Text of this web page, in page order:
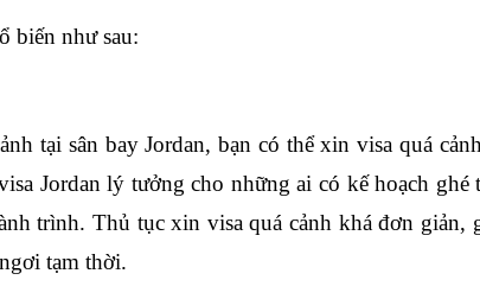
biến như sau:
tại sân bay Jordan, bạn có thể xin visa quá
Jordan lý tưởng cho những ai có kế hoạch ghé
trình. Thủ tục xin visa quá cảnh khá đơn giản,
tạm thời.